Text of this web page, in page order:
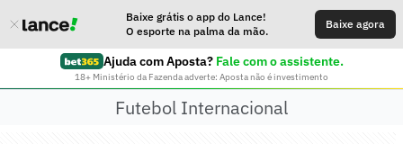
Baixe grátis o app do Lance!
O esporte na palma da mão.
Baixe agora
Ajuda com Aposta? Fale com o assistente.
18+ Ministério da Fazenda adverte: Aposta não é investimento
Futebol Internacional